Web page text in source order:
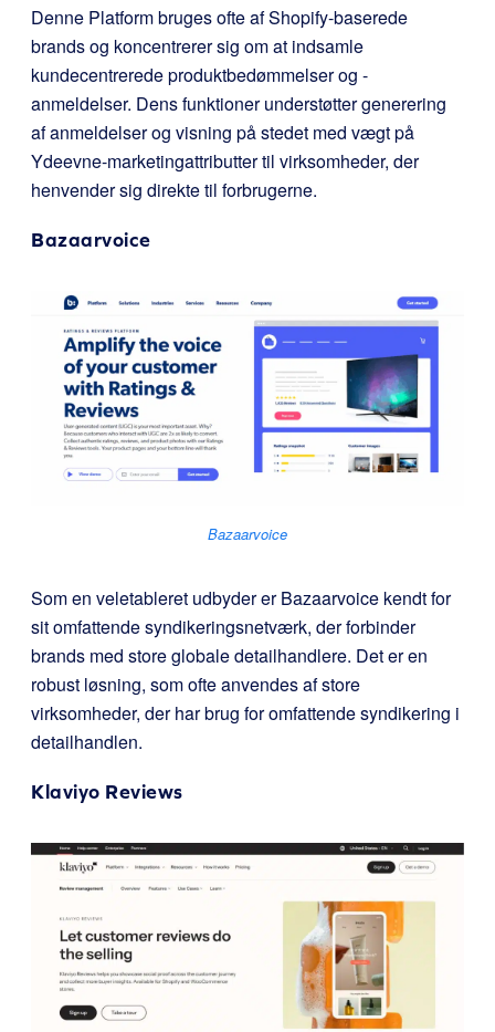
Denne Platform bruges ofte af Shopify-baserede
brands og koncentrerer sig om at indsamle
kundecentrerede produktbedømmelser og -
anmeldelser. Dens funktioner understøtter generering
af anmeldelser og visning på stedet med vægt på
Ydeevne-marketingattributter til virksomheder, der
henvender sig direkte til forbrugerne.
Bazaarvoice
Bazaarvoice
Som en veletableret udbyder er Bazaarvoice kendt for
sit omfattende syndikeringsnetværk, der forbinder
brands med store globale detailhandlere. Det er en
robust løsning, som ofte anvendes af store
virksomheder, der har brug for omfattende syndikering i
detailhandlen.
Klaviyo Reviews